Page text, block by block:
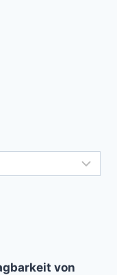
von